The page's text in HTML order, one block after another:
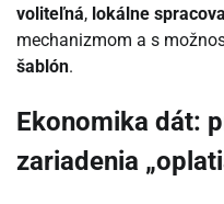
voliteľná, lokálne
mechanizmom a s
šablón.
Ekonomika dát:
zariadenia